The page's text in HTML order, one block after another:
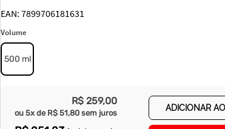
7899706181631
Volume
500 ml
R$ 259,00
ou 5x de R$ 51,80 sem juros
ADICIONAR